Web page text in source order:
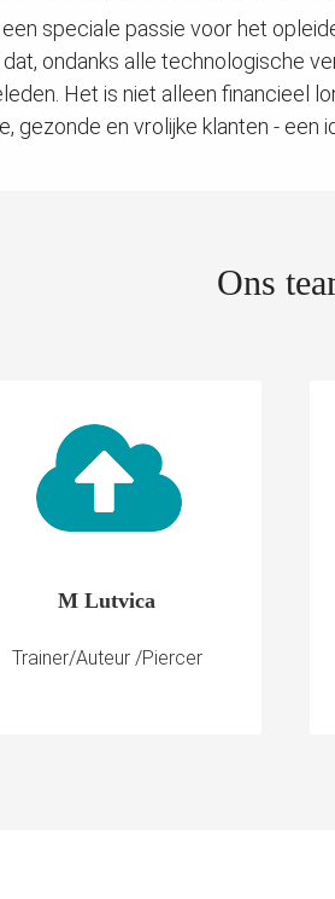
speciale passie voor het
ondanks alle technologische
Het is niet alleen financieel
gezonde en vrolijke klanten - een
Ons
M Lutvica
Trainer/Auteur /Piercer